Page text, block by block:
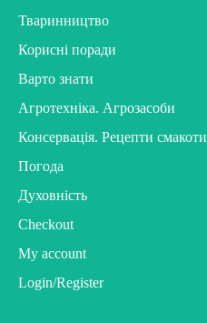
Тваринництво
Корисні поради
Варто знати
Агротехніка. Агрозасоби
Консервація. Рецепти смакоти
Погода
Духовність
Checkout
My account
Login/Register